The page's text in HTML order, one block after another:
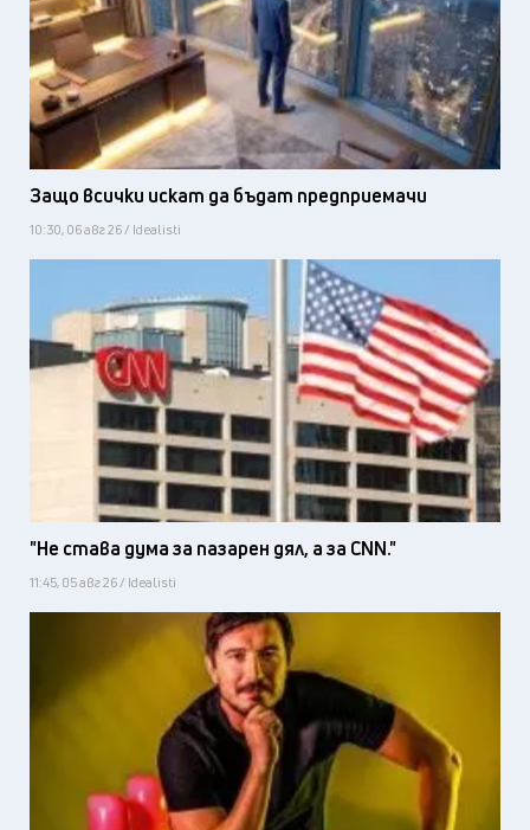
Защо всички искат да бъдат предприемачи
10:30, 06 авг 26 / Idealisti
"Не става дума за пазарен дял, а за CNN."
11:45, 05 авг 26 / Idealisti